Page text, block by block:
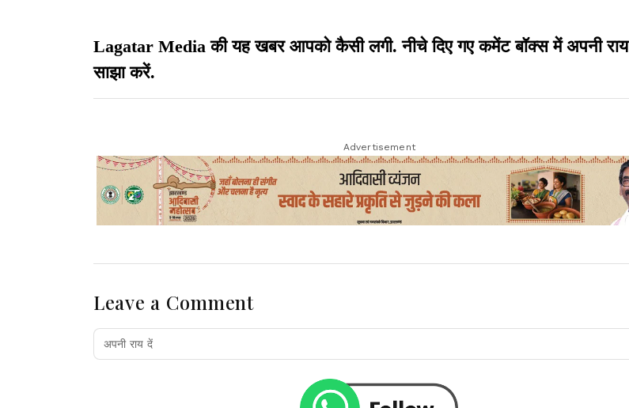
Lagatar Media की यह खबर आपको कैसी लगी. नीचे दिए गए कमेंट बॉक्स में अपनी राय
साझा करें.
Advertisement
Leave a Comment